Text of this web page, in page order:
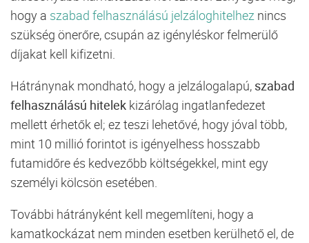
hogy a szabad felhasználású jelzáloghitelhez nincs
szükség önerőre, csupán az igényléskor felmerülő
díjakat kell kifizetni.
Hátránynak mondható, hogy a jelzálogalapú, szabad
felhasználású hitelek kizárólag ingatlanfedezet
mellett érhetők el; ez teszi lehetővé, hogy jóval több,
mint 10 millió forintot is igényelhess hosszabb
futamidőre és kedvezőbb költségekkel, mint egy
személyi kölcsön esetében.
További hátrányként kell megemlíteni, hogy a
kamatkockázat nem minden esetben kerülhető el, de